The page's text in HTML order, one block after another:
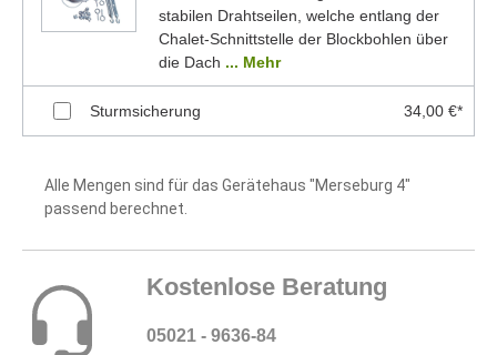
stabilen Drahtseilen, welche entlang der
Chalet-Schnittstelle der Blockbohlen über
die Dach ... Mehr
Sturmsicherung 34,00 €*
Alle Mengen sind für das Gerätehaus "Merseburg 4"
passend berechnet.
Kostenlose Beratung
05021 - 9636-84